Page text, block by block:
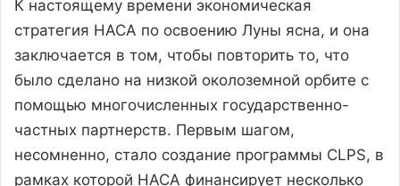
К настоящему времени экономическая
стратегия НАСА по освоению Луны ясна, и она
заключается в том, чтобы повторить то, что
было сделано на низкой околоземной орбите с
помощью многочисленных государственно-
частных партнерств. Первым шагом,
несомненно, стало создание программы CLPS, в
рамках которой НАСА финансирует несколько